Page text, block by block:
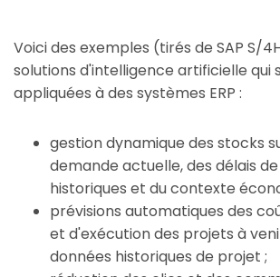
Voici des exemples (tirés de SAP S/
solutions d'intelligence artificielle qui
appliquées à des systèmes ERP :
gestion dynamique des stocks
demande actuelle, des délais
historiques et du contexte
prévisions automatiques des
et d'exécution des projets à
données historiques de projet ;